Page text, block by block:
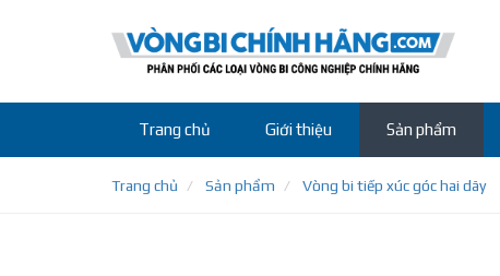
Trang chủ Giới thiệu Sản phẩm
Trang chủ Sản phẩm Vòng bi tiếp xúc góc hai dãy